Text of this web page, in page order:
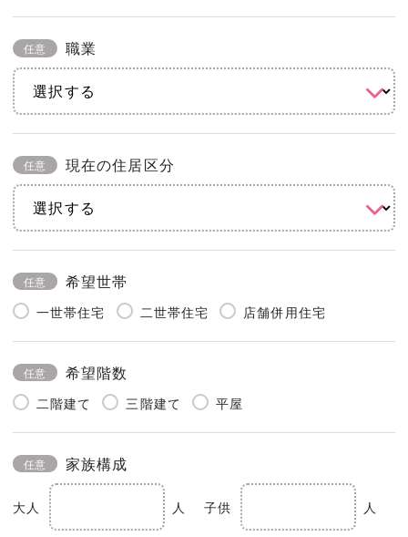
任意 職業
任意 現在の住居区分
任意 希望世帯
一世帯住宅 二世帯住宅 店舗併用住宅
任意 希望階数
二階建て 三階建て 平屋
任意 家族構成
大人 人 子供 人